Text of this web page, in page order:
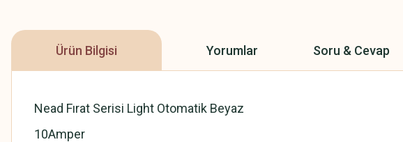
Ürün Bilgisi Yorumlar Soru & Cevap
Nead Fırat Serisi Light Otomatik Beyaz
10Amper